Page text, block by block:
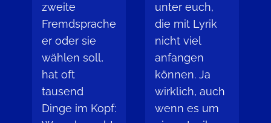
zweite
Fremdsprache
er oder sie
wählen soll,
hat oft
tausend
Dinge im Kopf:
unter euch,
die mit Lyrik
nicht viel
anfangen
können. Ja
wirklich, auch
wenn es um